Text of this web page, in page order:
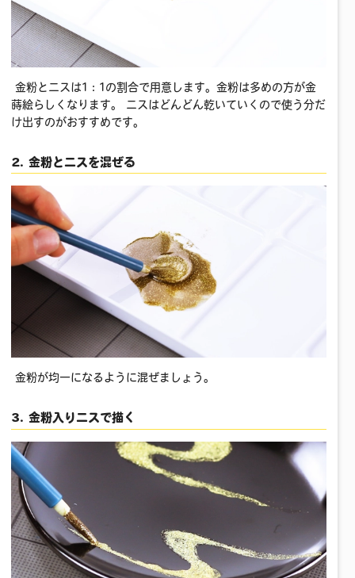
金粉とニスは1：1の割合で用意します。金粉は多めの方が金
蒔絵らしくなります。 ニスはどんどん乾いていくので使う分だ
け出すのがおすすめです。
2. 金粉とニスを混ぜる
金粉が均一になるように混ぜましょう。
3. 金粉入りニスで描く